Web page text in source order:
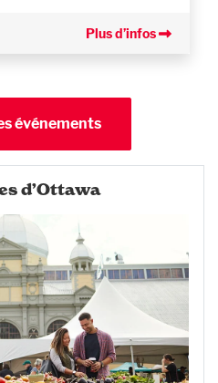
Plus d’infos
événements
d’Ottawa